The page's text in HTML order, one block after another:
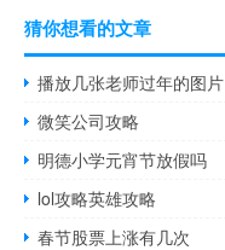
猜你想看的文章
播放几张老师过年的图片
微笑公司攻略
明德小学元宵节放假吗
lol攻略英雄攻略
春节股票上涨有几次